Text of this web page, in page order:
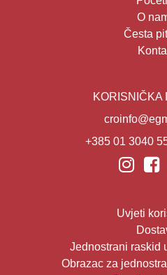
O
Česta
KORISNIČKA
+385 01 3040
Uvjeti
Jednostrani raskid
Obrazac za